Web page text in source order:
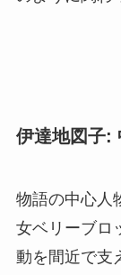
伊達地図子:
物語の中心人
女ベリーブロ
動を間近で支